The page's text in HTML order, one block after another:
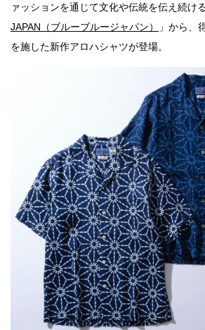
ァッションを通じて文化や伝統を伝え続け
JAPAN（ブルーブルージャパン）
」から、
を施した新作アロハシャツが登場。